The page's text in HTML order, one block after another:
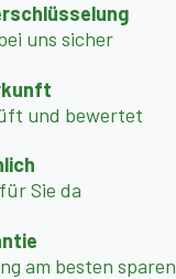
uns sicher
und bewertet
Sie da
am besten sparen